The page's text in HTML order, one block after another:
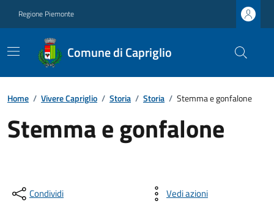
Regione Piemonte
Comune di Capriglio
Home / Vivere Capriglio / Storia / Storia / Stemma e gonfalone
Stemma e gonfalone
Condividi Vedi azioni